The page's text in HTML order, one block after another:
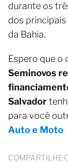
durante os
dos
da Bahia.
Espero que o
Seminovos
Salvador
para você
Auto e Moto
COMPARTILHE